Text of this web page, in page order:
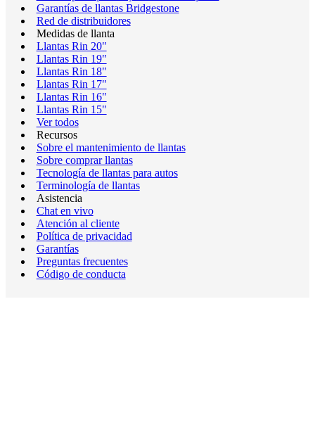
Garantías de llantas Bridgestone
Red de distribuidores
Medidas de llanta
Llantas Rin 20"
Llantas Rin 19"
Llantas Rin 18"
Llantas Rin 17"
Llantas Rin 16"
Llantas Rin 15"
Ver todos
Recursos
Sobre el mantenimiento de llantas
Sobre comprar llantas
Tecnología de llantas para autos
Terminología de llantas
Asistencia
Chat en vivo
Atención al cliente
Política de privacidad
Garantías
Preguntas frecuentes
Código de conducta